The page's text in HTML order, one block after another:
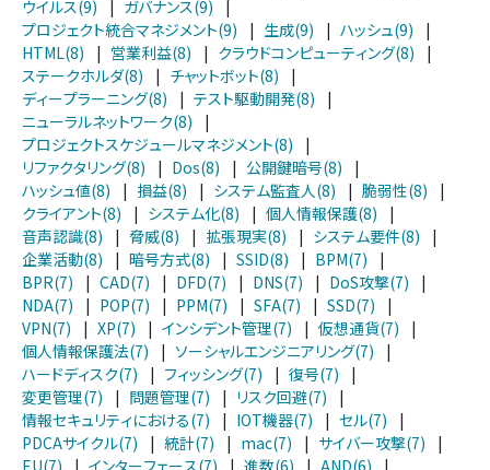
ウイルス(9)
| ガバナンス(9)
|
プロジェクト統合マネジメント(9)
| 生成(9) | ハッシュ(9)
|
HTML(8)
| 営業利益(8) | クラウドコンピューティング(8)
|
ステークホルダ(8)
| チャットボット(8)
|
ディープラーニング(8)
| テスト駆動開発(8)
|
ニューラルネットワーク(8)
|
プロジェクトスケジュールマネジメント(8)
|
リファクタリング(8)
| Dos(8) | 公開鍵暗号(8)
|
ハッシュ値(8)
| 損益(8) | システム監査人(8) | 脆弱性(8)
|
クライアント(8)
| システム化(8) | 個人情報保護(8)
|
音声認識(8)
| 脅威(8) | 拡張現実(8) | システム要件(8)
|
企業活動(8)
| 暗号方式(8) | SSID(8) | BPM(7)
|
BPR(7)
| CAD(7) | DFD(7) | DNS(7) | DoS攻撃(7)
|
NDA(7)
| POP(7) | PPM(7) | SFA(7) | SSD(7)
|
VPN(7)
| XP(7) | インシデント管理(7) | 仮想通貨(7)
|
個人情報保護法(7)
| ソーシャルエンジニアリング(7)
|
ハードディスク(7)
| フィッシング(7) | 復号(7)
|
変更管理(7)
| 問題管理(7) | リスク回避(7)
|
情報セキュリティにおける(7)
| IOT機器(7) | セル(7)
|
PDCAサイクル(7)
| 統計(7) | mac(7) | サイバー攻撃(7)
|